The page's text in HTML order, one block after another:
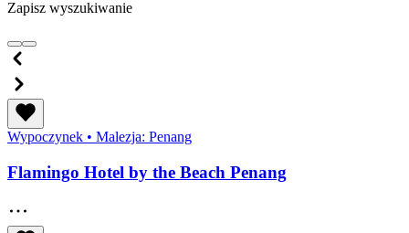
Zapisz wyszukiwanie
Wypoczynek • Malezja: Penang
Flamingo Hotel by the Beach Penang